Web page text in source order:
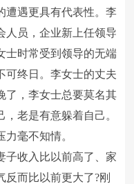
遇更具有代表性。李
人员，企业新上任领导
士时常受到领导的无端
可终日。李女士的丈夫
了，李女士总要莫名其
老是有意躲着自己。
毫不知情。
收入比以前高了、家
而比以前更大了?刚